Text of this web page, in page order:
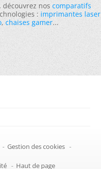
noscomparatifs
:imprimantes laser
,chaises gamer...
- Gestion des cookies -
- Haut de page